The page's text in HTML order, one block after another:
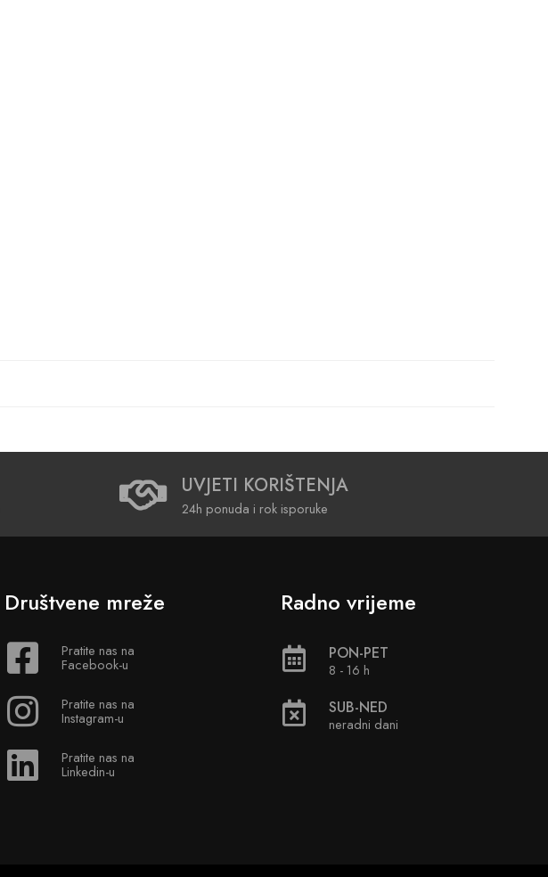
UVJETI KORIŠTENJA
24h ponuda i rok isporuke
Društvene mreže
Pratite nas na
Facebook-u
Pratite nas na
Instagram-u
Pratite nas na
Linkedin-u
Radno vrijeme
PON-PET
8 - 16 h
SUB-NED
neradni dani